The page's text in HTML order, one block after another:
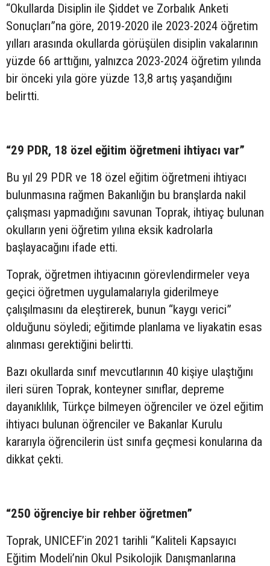
“Okullarda Disiplin ile Şiddet ve Zorbalık Anketi
Sonuçları”na göre, 2019-2020 ile 2023-2024 öğretim
yılları arasında okullarda görüşülen disiplin vakalarının
yüzde 66 arttığını, yalnızca 2023-2024 öğretim yılında
bir önceki yıla göre yüzde 13,8 artış yaşandığını
belirtti.
“29 PDR, 18 özel eğitim öğretmeni ihtiyacı var”
Bu yıl 29 PDR ve 18 özel eğitim öğretmeni ihtiyacı
bulunmasına rağmen Bakanlığın bu branşlarda nakil
çalışması yapmadığını savunan Toprak, ihtiyaç bulunan
okulların yeni öğretim yılına eksik kadrolarla
başlayacağını ifade etti.
Toprak, öğretmen ihtiyacının görevlendirmeler veya
geçici öğretmen uygulamalarıyla giderilmeye
çalışılmasını da eleştirerek, bunun “kaygı verici”
olduğunu söyledi; eğitimde planlama ve liyakatin esas
alınması gerektiğini belirtti.
Bazı okullarda sınıf mevcutlarının 40 kişiye ulaştığını
ileri süren Toprak, konteyner sınıflar, depreme
dayanıklılık, Türkçe bilmeyen öğrenciler ve özel eğitim
ihtiyacı bulunan öğrenciler ve Bakanlar Kurulu
kararıyla öğrencilerin üst sınıfa geçmesi konularına da
dikkat çekti.
“250 öğrenciye bir rehber öğretmen”
Toprak, UNICEF’in 2021 tarihli “Kaliteli Kapsayıcı
Eğitim Modeli’nin Okul Psikolojik Danışmanlarına